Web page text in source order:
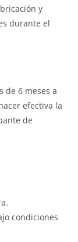
y
durante el
de 6 meses a
efectiva la
de
condiciones